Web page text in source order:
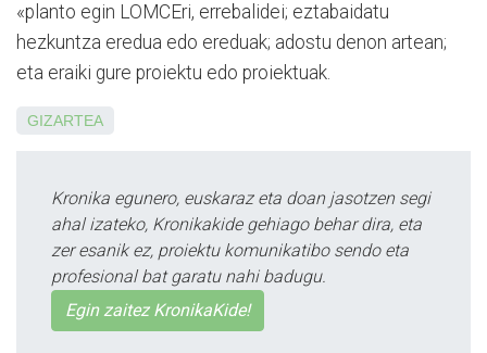
«planto egin LOMCEri, errebalidei; eztabaidatu
hezkuntza eredua edo ereduak; adostu denon artean;
eta eraiki gure proiektu edo proiektuak.
GIZARTEA
Kronika egunero, euskaraz eta doan jasotzen segi
ahal izateko, Kronikakide gehiago behar dira, eta
zer esanik ez, proiektu komunikatibo sendo eta
profesional bat garatu nahi badugu.
Egin zaitez KronikaKide!